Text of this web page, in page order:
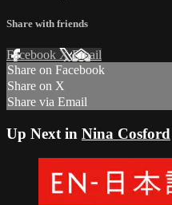
Share with friends
Facebook XEmail
Share on Facebook
Share on X
Share via Email
Up Next in Nina Cosford